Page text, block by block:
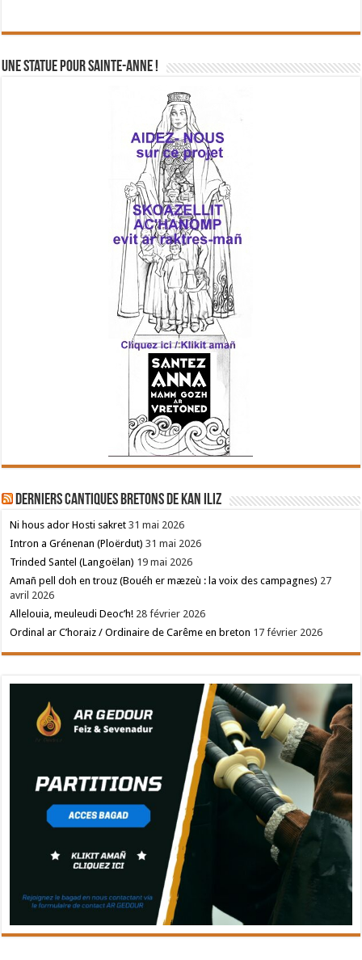
Une statue pour Sainte-Anne !
Derniers cantiques bretons de Kan Iliz
Ni hous ador Hosti sakret 31 mai 2026
Intron a Grénenan (Ploërdut) 31 mai 2026
Trinded Santel (Langoëlan) 19 mai 2026
Amañ pell doh en trouz (Bouéh er mæzeù : la voix des campagnes) 27
avril 2026
Allelouia, meuleudi Deoc’h! 28 février 2026
Ordinal ar C’horaiz / Ordinaire de Carême en breton 17 février 2026